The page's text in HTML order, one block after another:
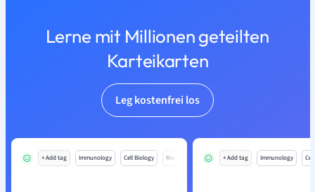
Lerne mit Millionen geteilten
Karteikarten
Leg kostenfrei los
+ Add tag Immunology Cell Biology Mo + Add tag Immunology